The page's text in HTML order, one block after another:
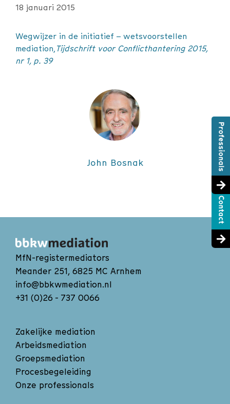
18 januari 2015
Wegwijzer in de initiatief – wetsvoorstellen
mediation,Tijdschrift voor Conflicthantering 2015,
nr 1, p. 39
John Bosnak
MfN-registermediators
Meander 251, 6825 MC Arnhem
info@bbkwmediation.nl
+31 (0)26 - 737 0066
Zakelijke mediation
Arbeidsmediation
Groepsmediation
Procesbegeleiding
Onze professionals